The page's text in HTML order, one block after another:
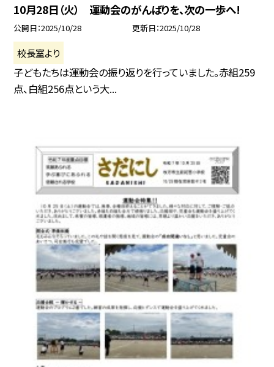
10月28日（火） 運動会のがんばりを、次の一歩へ!
公開日 2025/10/28 更新日 2025/10/28
校長室より
子どもたちは運動会の振り返りを行っていました。赤組259
点、白組256点という大...